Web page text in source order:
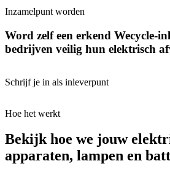
Inzamelpunt worden
Word zelf een erkend Wecycle-
bedrijven veilig hun elektrisch
Schrijf je in als inleverpunt
Hoe het werkt
Bekijk hoe we jouw
apparaten, lampen en